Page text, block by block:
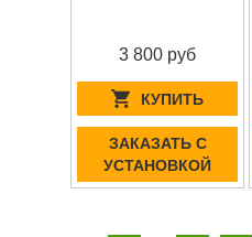
3 800 руб
КУПИТЬ
ЗАКАЗАТЬ С
УСТАНОВКОЙ